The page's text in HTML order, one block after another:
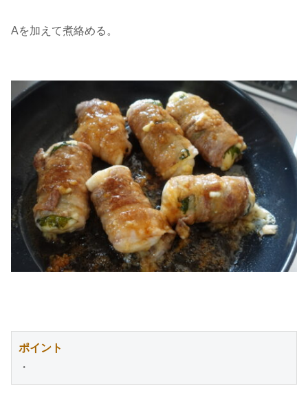
Aを加えて煮絡める。
ポイント
・